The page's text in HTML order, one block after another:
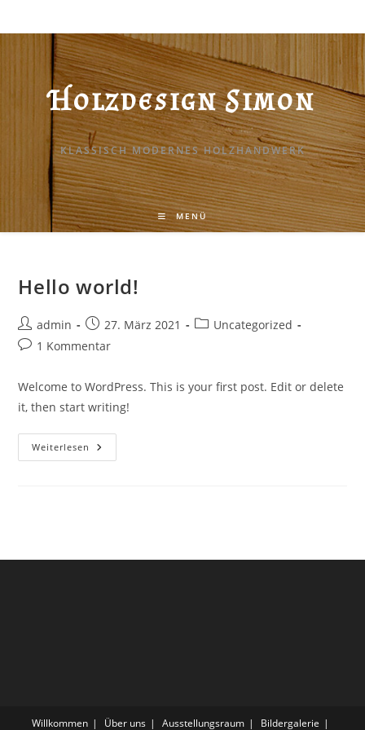
Inhalt
Holzdesign Simon
KLASSISCH MODERNES HOLZHANDWERK
MENÜ
Hello world!
Beitrags-
Autor:
admin
Beitrag
veröffentlicht:
27. März 2021
Beitrags-
Uncategorized
Beitrags-
1 Kommentar
Welcome to WordPress. This is your first post. Edit or delete
it, then start writing!
Weiterlesen Hello
World!
Willkommen Über uns Ausstellungsraum Bildergalerie